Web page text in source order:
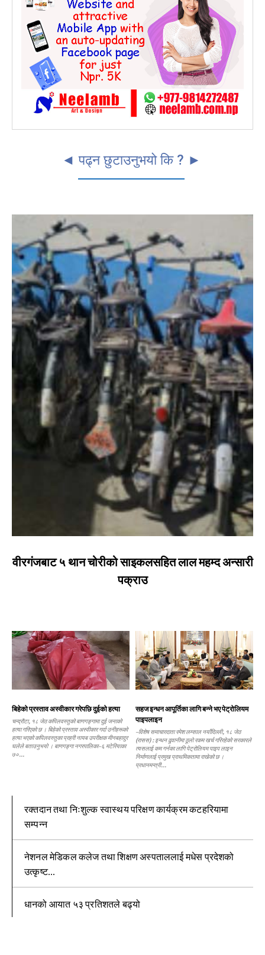
◄ पढ्न छुटाउनुभयो कि ? ►
वीरगंजबाट ५ थान चोरीको साइकलसहित लाल महम्द अन्सारी
पक्राउ
बिहेको प्रस्ताव अस्वीकार गरेपछि दुईको हत्या
चन्द्रौटा, १८ जेठ कपिलवस्तुको बाणगङ्गामा दुई जनाको
हत्या गरिएको छ । बिहेको प्रस्ताव अस्वीकार गर्दा उनीहरूको
हत्या भएको कपिलवस्तुका प्रहरी नायब उपरीक्षक मीनबहादुर
घलेले बताउनुभयो । बाणगङ्गा नगरपालिका–६ मटेरियाका
७०...
सहज इन्धन आपूर्तिका लागि बन्ने भए पेट्रोलियम
पाइपलाइन
–विशेष समाचारदाता रमेश लम्साल नयाँदिल्ली, १८ जेठ
(रासस) : इन्धन ढुवानीमा ठूलो रकम खर्च गरिरहेको सरकारले
त्यसलाई कम गर्नका लागि पेट्रोलियम पाइप लाइन
निर्माणलाई प्रमुख प्राथमिकतामा राखेको छ ।
प्रधानमन्त्री...
रक्तदान तथा निःशुल्क स्वास्थय परिक्षण कार्यक्रम कटहरियामा
सम्पन्न
नेशनल मेडिकल कलेज तथा शिक्षण अस्पताललाई मधेस प्रदेशको
उत्कृष्ट...
धानको आयात ५३ प्रतिशतले बढ्यो